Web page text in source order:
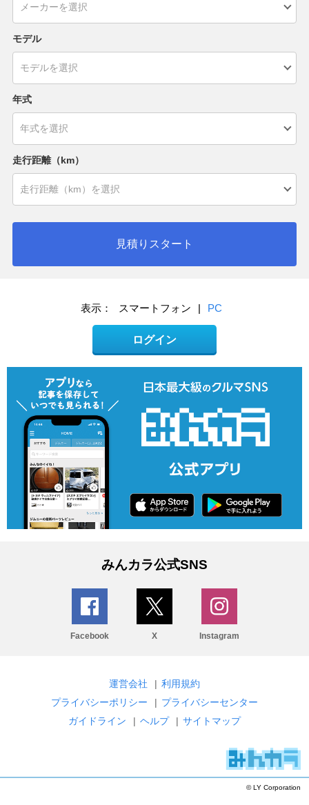
モデル
年式
走行距離（km）
見積りスタート
表示： スマートフォン | PC
ログイン
みんカラ公式SNS
Facebook X Instagram
運営会社 | 利用規約
プライバシーポリシー
| プライバシーセンター
ガイドライン
| ヘルプ | サイトマップ
© LY Corporation